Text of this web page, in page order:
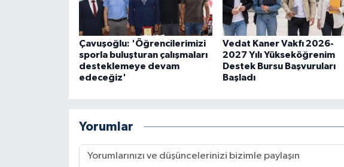
Çavuşoğlu: 'Öğrencilerimizi
sporla buluşturan çalışmaları
desteklemeye devam
edeceğiz'
Vedat Kaner Vakfı 2026-
2027 Yılı Yükseköğrenim
Destek Bursu Başvuruları
Başladı
Yorumlar